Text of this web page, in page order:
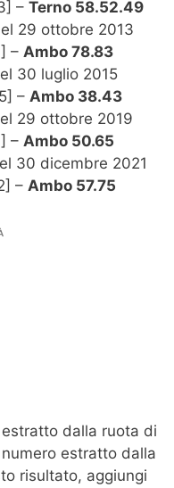
– Terno 58.52.49
29 ottobre 2013
– Ambo 78.83
30 luglio 2015
– Ambo 38.43
29 ottobre 2019
– Ambo 50.65
30 dicembre 2021
– Ambo 57.75
dalla ruota di
estratto dalla
risultato, aggiungi